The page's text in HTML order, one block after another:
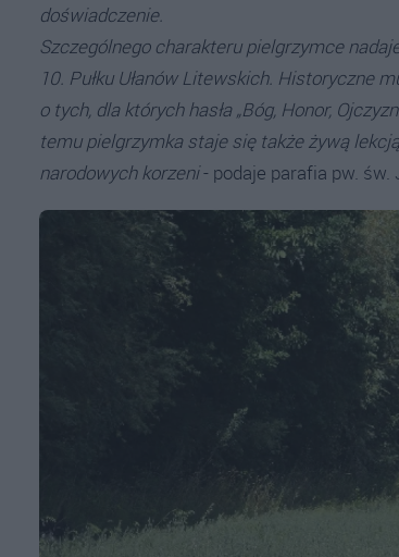
doświadczenie.
Szczególnego charakteru pielgrzymce
10. Pułku Ułanów Litewskich. Historyczne
o tych, dla których hasła „Bóg, Honor,
temu pielgrzymka staje się także żywą
narodowych korzeni- podaje parafia pw.